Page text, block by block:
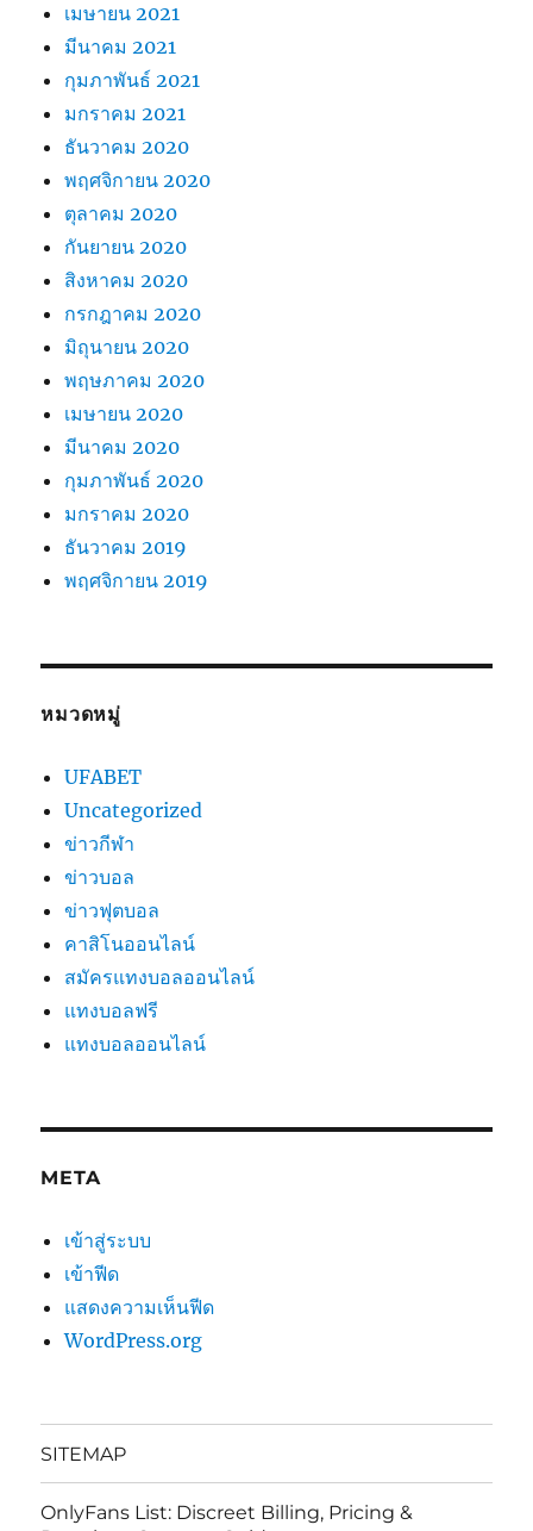
เมษายน 2021
มีนาคม 2021
กุมภาพันธ์ 2021
มกราคม 2021
ธันวาคม 2020
พฤศจิกายน 2020
ตุลาคม 2020
กันยายน 2020
สิงหาคม 2020
กรกฎาคม 2020
มิถุนายน 2020
พฤษภาคม 2020
เมษายน 2020
มีนาคม 2020
กุมภาพันธ์ 2020
มกราคม 2020
ธันวาคม 2019
พฤศจิกายน 2019
หมวดหมู่
UFABET
Uncategorized
ข่าวกีฬา
ข่าวบอล
ข่าวฟุตบอล
คาสิโนออนไลน์
สมัครแทงบอลออนไลน์
แทงบอลฟรี
แทงบอลออนไลน์
META
เข้าสู่ระบบ
เข้าฟีด
แสดงความเห็นฟีด
WordPress.org
SITEMAP
OnlyFans List: Discreet Billing, Pricing &